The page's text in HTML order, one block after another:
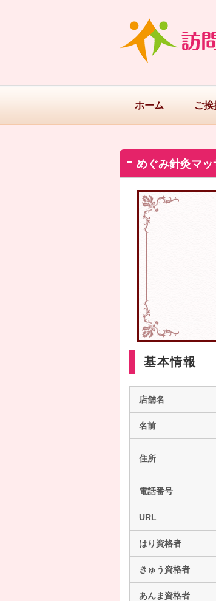
ホーム ご挨
めぐみ針灸マッ
基本情報
店舗名
名前
住所
電話番号
URL
はり資格者
きゅう資格者
あんま資格者